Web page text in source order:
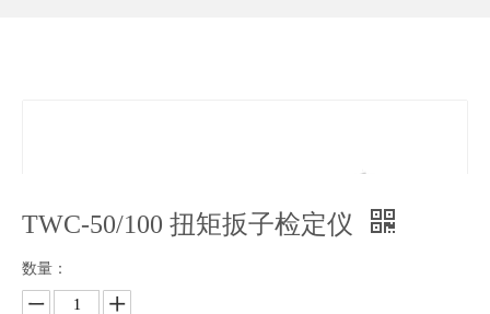
TWC-50/100 扭矩扳子检定仪
数量：